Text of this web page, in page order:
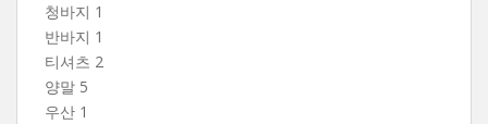
청바지 1
반바지 1
티셔츠 2
양말 5
우산 1